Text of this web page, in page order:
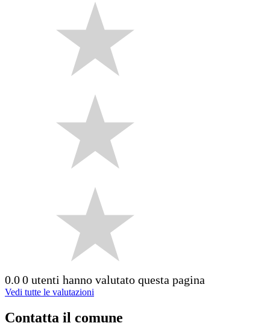
0.00 utenti hanno valutato questa pagina
Vedi tutte le valutazioni
Contatta il comune